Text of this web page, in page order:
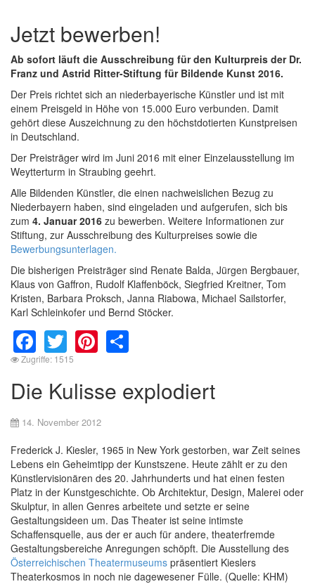
Jetzt bewerben!
Ab sofort läuft die Ausschreibung für den Kulturpreis der Dr.
Franz und Astrid Ritter-Stiftung für Bildende Kunst 2016.
Der Preis richtet sich an niederbayerische Künstler und ist mit
einem Preisgeld in Höhe von 15.000 Euro verbunden. Damit
gehört diese Auszeichnung zu den höchstdotierten Kunstpreisen
in Deutschland.
Der Preisträger wird im Juni 2016 mit einer Einzelausstellung im
Weytterturm in Straubing geehrt.
Alle Bildenden Künstler, die einen nachweislichen Bezug zu
Niederbayern haben, sind eingeladen und aufgerufen, sich bis
zum 4. Januar 2016 zu bewerben. Weitere Informationen zur
Stiftung, zur Ausschreibung des Kulturpreises sowie die
Bewerbungsunterlagen.
Die bisherigen Preisträger sind Renate Balda, Jürgen Bergbauer,
Klaus von Gaffron, Rudolf Klaffenböck, Siegfried Kreitner, Tom
Kristen, Barbara Proksch, Janna Riabowa, Michael Sailstorfer,
Karl Schleinkofer und Bernd Stöcker.
Facebook
TwitterPinterest
Zugriffe: 1515
Die Kulisse explodiert
14. November 2012
Frederick J. Kiesler, 1965 in New York gestorben, war Zeit seines
Lebens ein Geheimtipp der Kunstszene. Heute zählt er zu den
Künstlervisionären des 20. Jahrhunderts und hat einen festen
Platz in der Kunstgeschichte. Ob Architektur, Design, Malerei oder
Skulptur, in allen Genres arbeitete und setzte er seine
Gestaltungsideen um. Das Theater ist seine intimste
Schaffensquelle, aus der er auch für andere, theaterfremde
Gestaltungsbereiche Anregungen schöpft. Die Ausstellung des
Österreichischen Theatermuseums präsentiert Kieslers
Theaterkosmos in noch nie dagewesener Fülle. (Quelle: KHM)